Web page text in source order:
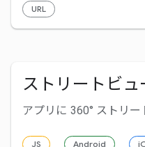
URL
ストリートビ
アプリに 360° ストリー
JS Android